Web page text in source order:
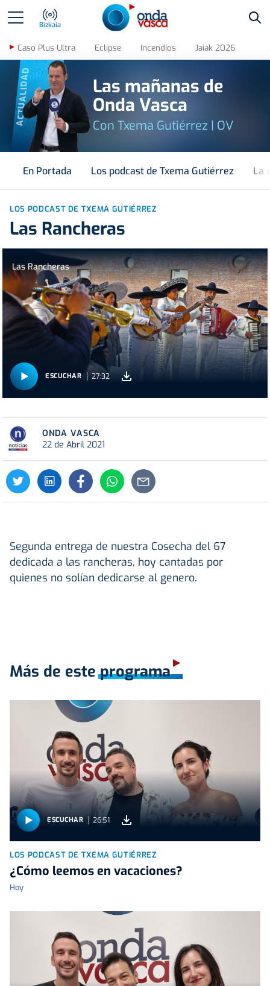
Bizkaia
Caso Plus Ultra Eclipse Incendios Jaiak 2026
ACTUALIDAD
Las mañanas de
Onda Vasca
Con Txema Gutiérrez | OV
En Portada Los podcast de Txema Gutiérrez La
LOS PODCAST DE TXEMA GUTIÉRREZ
Las Rancheras
Las Rancheras
ESCUCHAR 27:32
ONDA VASCA
22 de Abril 2021
Segunda entrega de nuestra Cosecha del 67
dedicada a las rancheras, hoy cantadas por
quienes no solían dedicarse al genero.
Más de este programa
ESCUCHAR 26:51
LOS PODCAST DE TXEMA GUTIÉRREZ
¿Cómo leemos en vacaciones?
Hoy